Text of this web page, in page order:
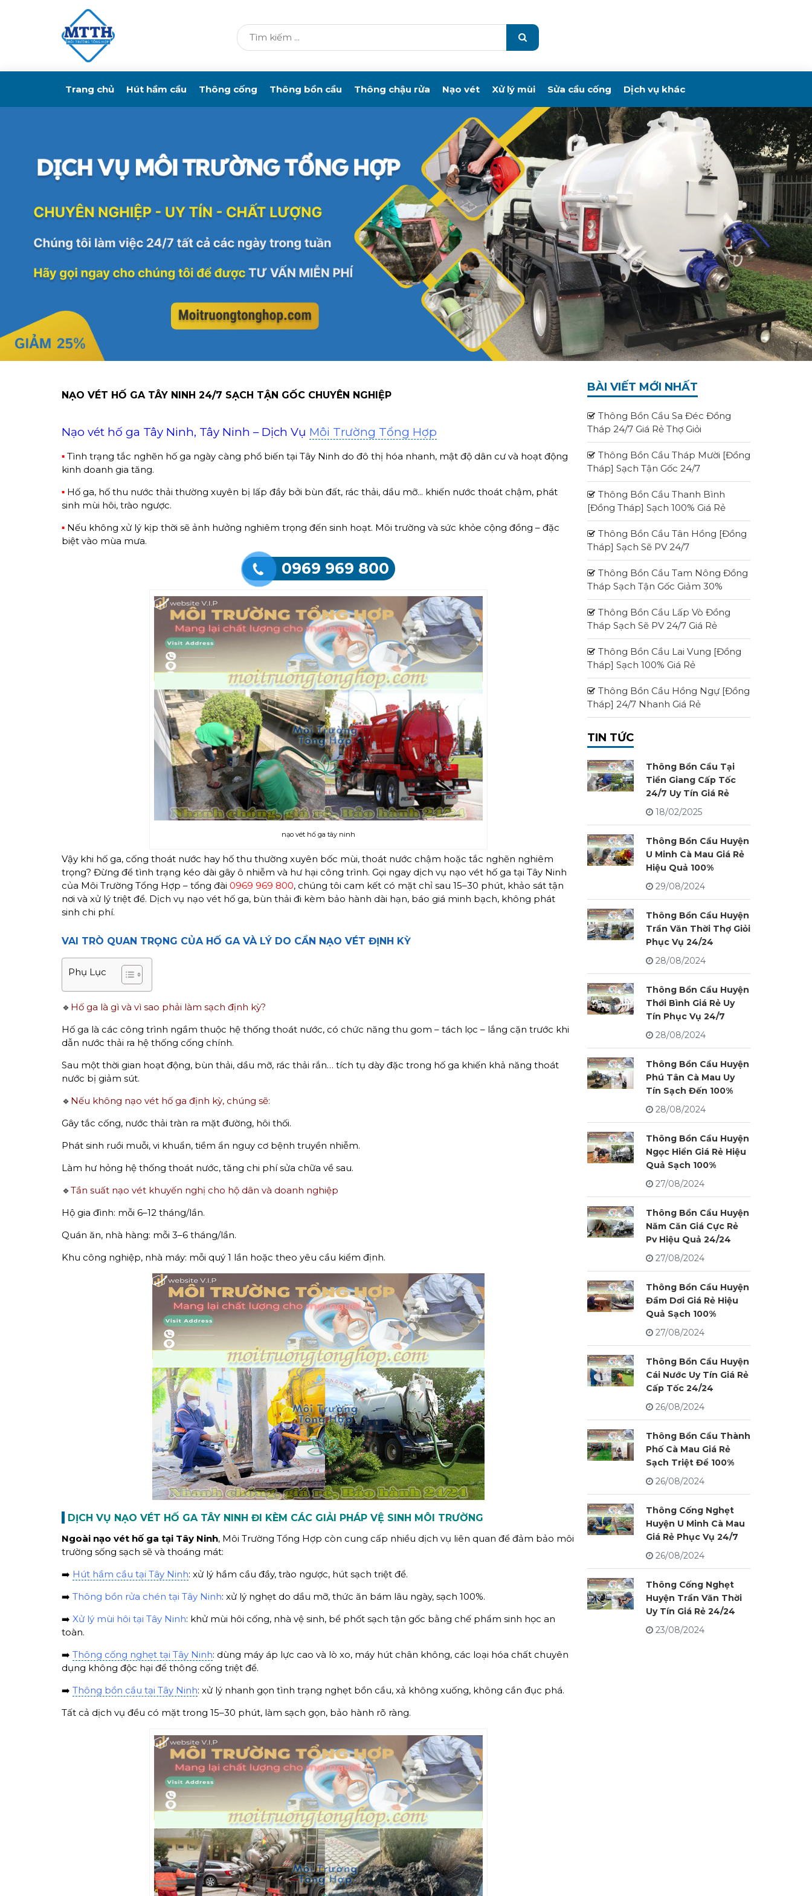
Trang chủ Hút hầm cầu Thông cống Thông bồn cầu Thông chậu rửa Nạo vét Xử lý mùi Sửa cầu cống Dịch vụ khác
NẠO VÉT HỐ GA TÂY NINH 24/7 SẠCH TẬN GỐC CHUYÊN NGHIỆP
Nạo vét hố ga Tây Ninh, Tây Ninh – Dịch Vụ Môi Trường Tổng Hợp
▪ Tình trạng tắc nghẽn hố ga ngày càng phổ biến tại Tây Ninh do đô thị hóa nhanh, mật độ dân cư và hoạt động
kinh doanh gia tăng.
▪ Hố ga, hố thu nước thải thường xuyên bị lấp đầy bởi bùn đất, rác thải, dầu mỡ... khiến nước thoát chậm, phát
sinh mùi hôi, trào ngược.
▪ Nếu không xử lý kịp thời sẽ ảnh hưởng nghiêm trọng đến sinh hoạt. Môi trường và sức khỏe cộng đồng – đặc
biệt vào mùa mưa.
0969 969 800
nạo vét hố ga tây ninh
Vậy khi hố ga, cống thoát nước hay hố thu thường xuyên bốc mùi, thoát nước chậm hoặc tắc nghẽn nghiêm
trọng? Đừng để tình trạng kéo dài gây ô nhiễm và hư hại công trình. Gọi ngay dịch vụ nạo vét hố ga tại Tây Ninh
của Môi Trường Tổng Hợp – tổng đài 0969 969 800, chúng tôi cam kết có mặt chỉ sau 15–30 phút, khảo sát tận
nơi và xử lý triệt để. Dịch vụ nạo vét hố ga, bùn thải đi kèm bảo hành dài hạn, báo giá minh bạch, không phát
sinh chi phí.
VAI TRÒ QUAN TRỌNG CỦA HỐ GA VÀ LÝ DO CẦN NẠO VÉT ĐỊNH KỲ
Phụ Lục
🔹 Hố ga là gì và vì sao phải làm sạch định kỳ?
Hố ga là các công trình ngầm thuộc hệ thống thoát nước, có chức năng thu gom – tách lọc – lắng cặn trước khi
dẫn nước thải ra hệ thống cống chính.
Sau một thời gian hoạt động, bùn thải, dầu mỡ, rác thải rắn… tích tụ dày đặc trong hố ga khiến khả năng thoát
nước bị giảm sút.
🔹 Nếu không nạo vét hố ga định kỳ, chúng sẽ:
Gây tắc cống, nước thải tràn ra mặt đường, hôi thối.
Phát sinh ruồi muỗi, vi khuẩn, tiềm ẩn nguy cơ bệnh truyền nhiễm.
Làm hư hỏng hệ thống thoát nước, tăng chi phí sửa chữa về sau.
🔹Tần suất nạo vét khuyến nghị cho hộ dân và doanh nghiệp
Hộ gia đình: mỗi 6–12 tháng/lần.
Quán ăn, nhà hàng: mỗi 3–6 tháng/lần.
Khu công nghiệp, nhà máy: mỗi quý 1 lần hoặc theo yêu cầu kiểm định.
DỊCH VỤ NẠO VÉT HỐ GA TÂY NINH ĐI KÈM CÁC GIẢI PHÁP VỆ SINH MÔI TRƯỜNG
Ngoài nạo vét hố ga tại Tây Ninh, Môi Trường Tổng Hợp còn cung cấp nhiều dịch vụ liên quan để đảm bảo môi
trường sống sạch sẽ và thoáng mát:
➡️ Hút hầm cầu tại Tây Ninh: xử lý hầm cầu đầy, trào ngược, hút sạch triệt để.
➡️ Thông bồn rửa chén tại Tây Ninh: xử lý nghẹt do dầu mỡ, thức ăn bám lâu ngày, sạch 100%.
➡️ Xử lý mùi hôi tại Tây Ninh: khử mùi hôi cống, nhà vệ sinh, bể phốt sạch tận gốc bằng chế phẩm sinh học an
toàn.
➡️ Thông cống nghẹt tại Tây Ninh: dùng máy áp lực cao và lò xo, máy hút chân không, các loại hóa chất chuyên
dụng không độc hại để thông cống triệt để.
➡️ Thông bồn cầu tại Tây Ninh: xử lý nhanh gọn tình trạng nghẹt bồn cầu, xả không xuống, không cần đục phá.
Tất cả dịch vụ đều có mặt trong 15–30 phút, làm sạch gọn, bảo hành rõ ràng.
BÀI VIẾT MỚI NHẤT
Thông Bồn Cầu Sa Đéc Đồng
Tháp 24/7 Giá Rẻ Thợ Giỏi
Thông Bồn Cầu Tháp Mười [Đồng
Tháp] Sạch Tận Gốc 24/7
Thông Bồn Cầu Thanh Bình
[Đồng Tháp] Sạch 100% Giá Rẻ
Thông Bồn Cầu Tân Hồng [Đồng
Tháp] Sạch Sẽ PV 24/7
Thông Bồn Cầu Tam Nông Đồng
Tháp Sạch Tận Gốc Giảm 30%
Thông Bồn Cầu Lấp Vò Đồng
Tháp Sạch Sẽ PV 24/7 Giá Rẻ
Thông Bồn Cầu Lai Vung [Đồng
Tháp] Sạch 100% Giá Rẻ
Thông Bồn Cầu Hồng Ngự [Đồng
Tháp] 24/7 Nhanh Giá Rẻ
TIN TỨC
Thông Bồn Cầu Tại
Tiền Giang Cấp Tốc
24/7 Uy Tín Giá Rẻ
18/02/2025
Thông Bồn Cầu Huyện
U Minh Cà Mau Giá Rẻ
Hiệu Quả 100%
29/08/2024
Thông Bồn Cầu Huyện
Trần Văn Thời Thợ Giỏi
Phục Vụ 24/24
28/08/2024
Thông Bồn Cầu Huyện
Thới Bình Giá Rẻ Uy
Tín Phục Vụ 24/7
28/08/2024
Thông Bồn Cầu Huyện
Phú Tân Cà Mau Uy
Tín Sạch Đến 100%
28/08/2024
Thông Bồn Cầu Huyện
Ngọc Hiển Giá Rẻ Hiệu
Quả Sạch 100%
27/08/2024
Thông Bồn Cầu Huyện
Năm Căn Giá Cực Rẻ
Pv Hiệu Quả 24/24
27/08/2024
Thông Bồn Cầu Huyện
Đầm Dơi Giá Rẻ Hiệu
Quả Sạch 100%
27/08/2024
Thông Bồn Cầu Huyện
Cái Nước Uy Tín Giá Rẻ
Cấp Tốc 24/24
26/08/2024
Thông Bồn Cầu Thành
Phố Cà Mau Giá Rẻ
Sạch Triệt Để 100%
26/08/2024
Thông Cống Nghẹt
Huyện U Minh Cà Mau
Giá Rẻ Phục Vụ 24/7
26/08/2024
Thông Cống Nghẹt
Huyện Trần Văn Thời
Uy Tín Giá Rẻ 24/24
23/08/2024